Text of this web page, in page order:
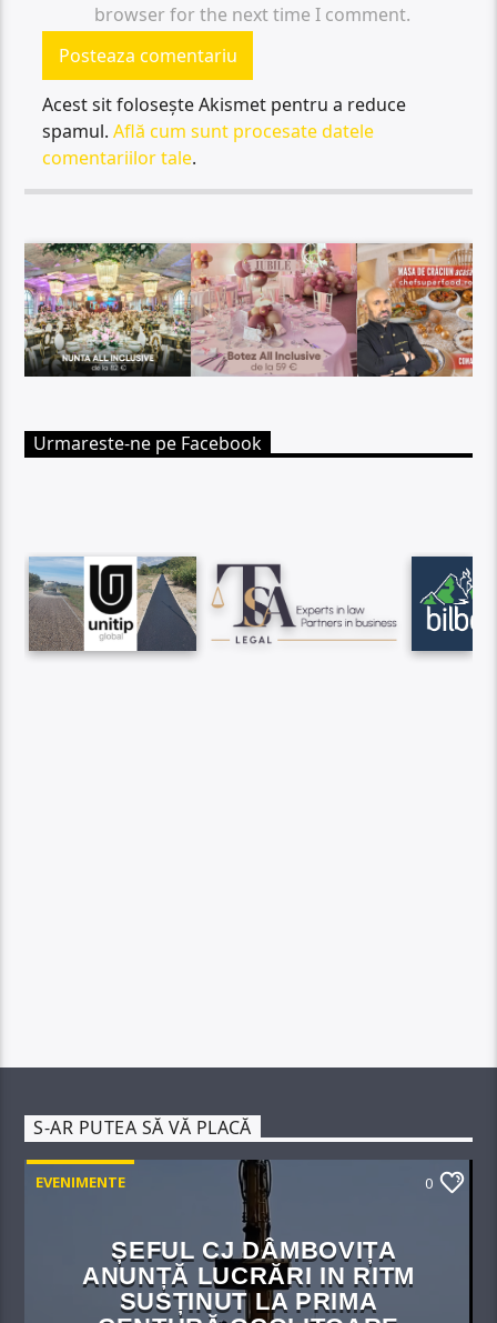
browser for the next time I comment.
Acest sit folosește Akismet pentru a reduce
spamul.Află cum sunt procesate datele
comentariilor tale.
Urmareste-ne pe Facebook
S-AR PUTEA SĂ VĂ PLACĂ
EVENIMENTE 0
ȘEFUL CJ DÂMBOVIȚA
ANUNȚĂ LUCRĂRI IN RITM
SUSȚINUT LA PRIMA